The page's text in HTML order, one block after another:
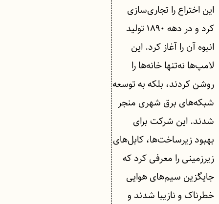
این اختراع را تجاری‌سازی
کرد و در دهه ۱۸۹۰ تولید
انبوه آن را آغاز کرد. این
لامپ‌ها نه‌تنها خانه‌ها را
روشن کردند، بلکه به توسعه
شبکه‌های برق شهری منجر
شدند. این شرکت برای
بهبود زیرساخت‌ها، کابل‌های
زیرزمینی را معرفی کرد که
جایگزین سیم‌های هوایی
خطرناک و نازیبا شدند و